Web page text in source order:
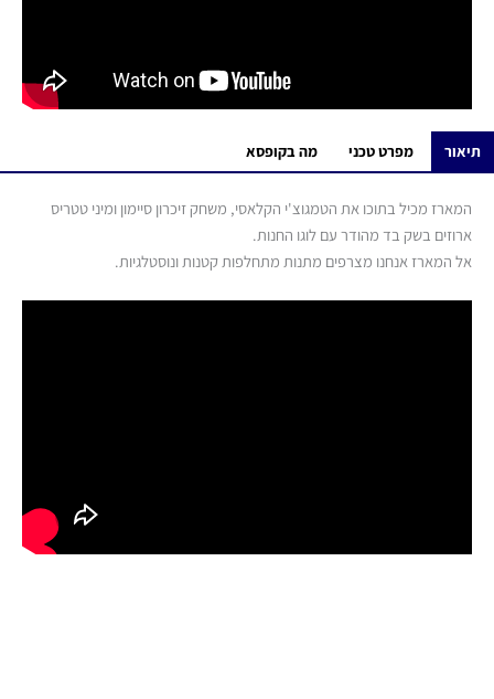
תיאור מפרט טכני מה בקופסא
המארז מכיל בתוכו את הטמגוצ'י הקלאסי, משחק זיכרון סיימון ומיני טטריס
ארוזים בשק בד מהודר עם לוגו החנות.
אל המארז אנחנו מצרפים מתנות מתחלפות קטנות ונוסטלגיות.